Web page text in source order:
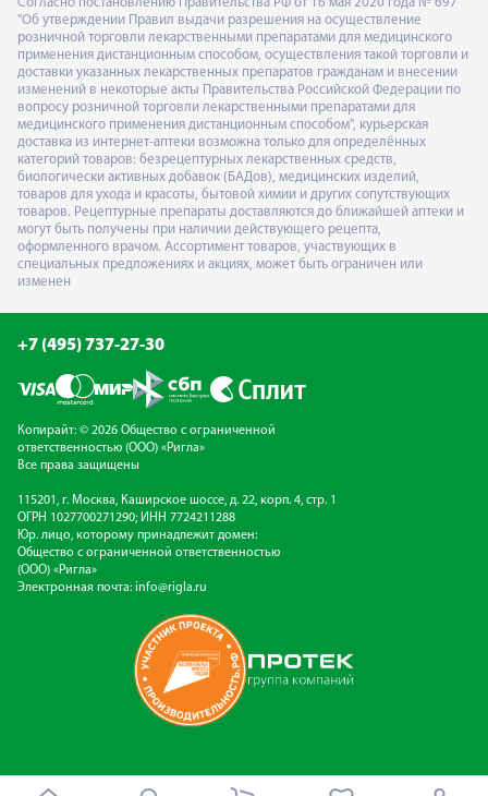
"Об утверждении Правил выдачи разрешения на осуществление
розничной торговли лекарственными препаратами для медицинского
применения дистанционным способом, осуществления такой торговли и
доставки указанных лекарственных препаратов гражданам и внесении
изменений в некоторые акты Правительства Российской Федерации по
вопросу розничной торговли лекарственными препаратами для
медицинского применения дистанционным способом", курьерская
доставка из интернет-аптеки возможна только для определённых
категорий товаров: безрецептурных лекарственных средств,
биологически активных добавок (БАДов), медицинских изделий,
товаров для ухода и красоты, бытовой химии и других сопутствующих
товаров. Рецептурные препараты доставляются до ближайшей аптеки и
могут быть получены при наличии действующего рецепта,
оформленного врачом. Ассортимент товаров, участвующих в
специальных предложениях и акциях, может быть ограничен или
изменен
+7 (495) 737-27-30
Копирайт: © 2026 Общество с ограниченной
ответственностью (ООО) «Ригла»
Все права защищены
115201, г. Москва, Каширское шоссе, д. 22, корп. 4, стр. 1
ОГРН 1027700271290; ИНН 7724211288
Юр. лицо, которому принадлежит домен:
Общество с ограниченной ответственностью
(ООО) «Ригла»
Электронная почта: info@rigla.ru